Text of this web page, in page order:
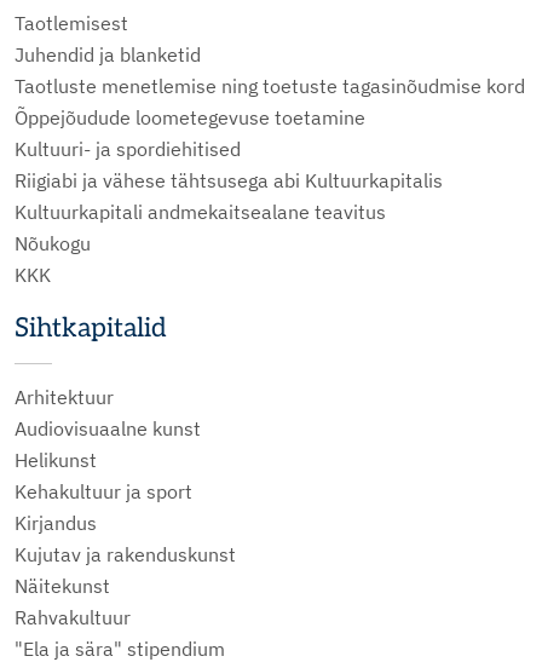
Taotlemisest
Juhendid ja blanketid
Taotluste menetlemise ning toetuste tagasinõudmise kord
Õppejõudude loometegevuse toetamine
Kultuuri- ja spordiehitised
Riigiabi ja vähese tähtsusega abi Kultuurkapitalis
Kultuurkapitali andmekaitsealane teavitus
Nõukogu
KKK
Sihtkapitalid
Arhitektuur
Audiovisuaalne kunst
Helikunst
Kehakultuur ja sport
Kirjandus
Kujutav ja rakenduskunst
Näitekunst
Rahvakultuur
"Ela ja sära" stipendium